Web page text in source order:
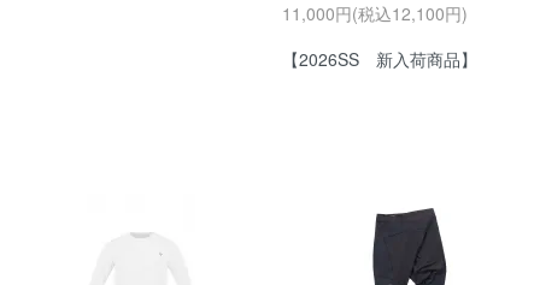
11,000円(税込12,100円)
【2026SS 新入荷商品】